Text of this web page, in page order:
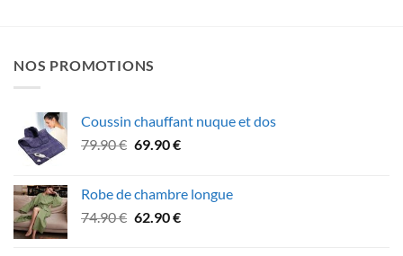
NOS PROMOTIONS
Coussin chauffant nuque et dos
79.90€ Le
était :
79.90 €.
69.90€Le
est :
69.90 €.
Robe de chambre longue
74.90€ Le
62.90€Le